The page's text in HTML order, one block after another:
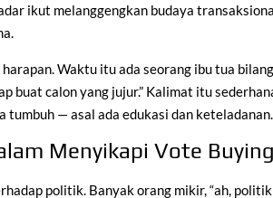
ikut melanggengkan budaya
Waktu itu ada seorang ibu tua
buat calon yang jujur.” Kalimat itu
— asal ada edukasi dan keteladanan.
Menyikapi Vote
politik. Banyak orang mikir, “ah, politik